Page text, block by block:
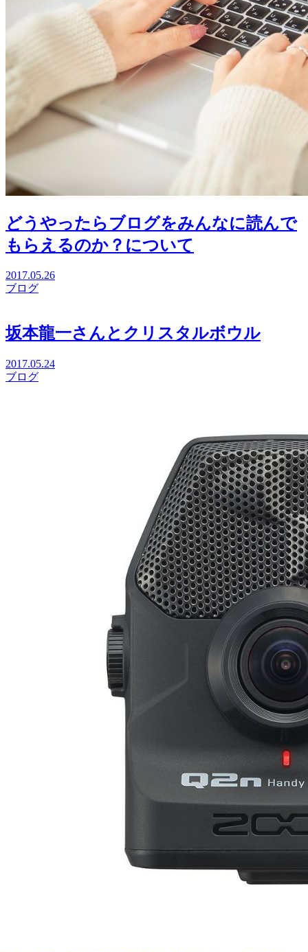
どうやったらブログをみんなに読んで
もらえるのか？について
2017.05.26
ブログ
坂本龍一さんとクリスタルボウル
2017.05.24
ブログ